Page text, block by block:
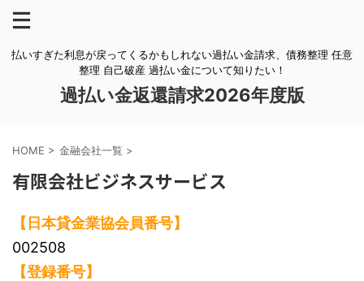
払いすぎた利息が戻ってくるかもしれない過払い金請求、債務整理 任意
整理 自己破産 過払い金について知りたい！
過払い金返還請求2026年度版
HOME > 金融会社一覧 >
有限会社ビジネスサービス
【日本貸金業協会員番号】
002508
【登録番号】